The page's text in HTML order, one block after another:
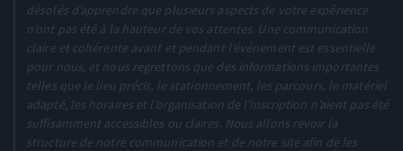
80% of reviews 100% of reviews
désolés d’apprendre que plusieurs aspects de votre expérience
n’ont pas été à la hauteur de vos attentes. Une communication
claire et cohérente avant et pendant l’événement est essentielle
pour nous, et nous regrettons que des informations importantes
telles que le lieu précis, le stationnement, les parcours, le matériel
adapté, les horaires et l’organisation de l’inscription n’aient pas été
suffisamment accessibles ou claires. Nous allons revoir la
structure de notre communication et de notre site afin de les